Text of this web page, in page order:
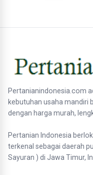
Pertanianindonesia.com
kebutuhan usaha mandiri
dengan harga murah,
Pertanian Indonesia
terkenal sebagai daerah
Sayuran ) di Jawa Timur,